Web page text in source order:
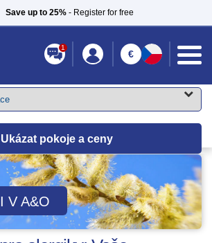
Save up to 25%- Register for free
1
€
Ukázat pokoje a ceny
V A&O